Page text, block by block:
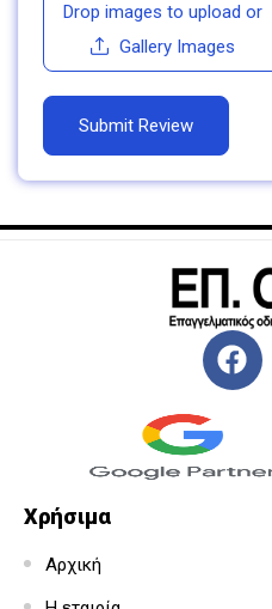
Drop images to upload or
Gallery Images
Χρήσιμα
Αρχική